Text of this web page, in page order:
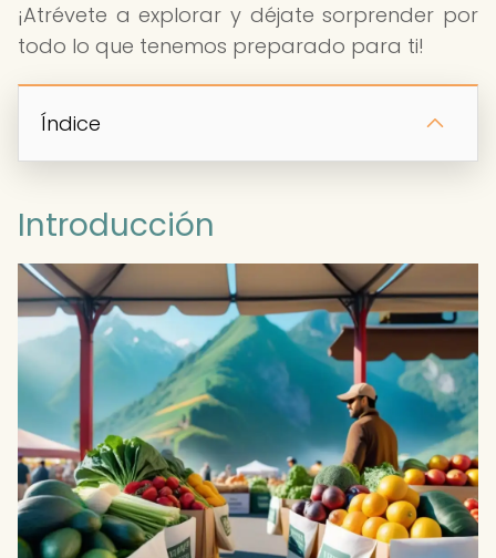
¡Atrévete a explorar y déjate sorprender por
todo lo que tenemos preparado para ti!
Índice
Introducción